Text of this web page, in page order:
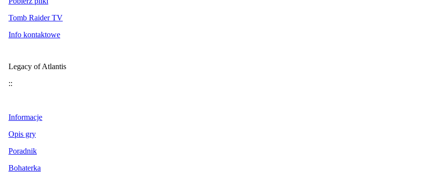
Tomb Raider TV
Info kontaktowe
Legacy of Atlantis
::
Informacje
Opis gry
Poradnik
Bohaterka